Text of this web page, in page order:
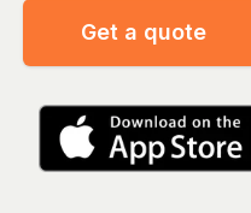
Get a quote